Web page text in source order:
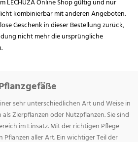
LECHUZA Online Shop gültig und nur
kombinierbar mit anderen Angeboten.
Geschenk in dieser Bestellung zurück,
nicht mehr die ursprüngliche
sehr unterschiedlichen Art und Weise in
Zierpflanzen oder Nutzpflanzen. Sie sind
im Einsatz. Mit der richtigen Pflege
Pflanzen aller Art. Ein wichtiger Teil der